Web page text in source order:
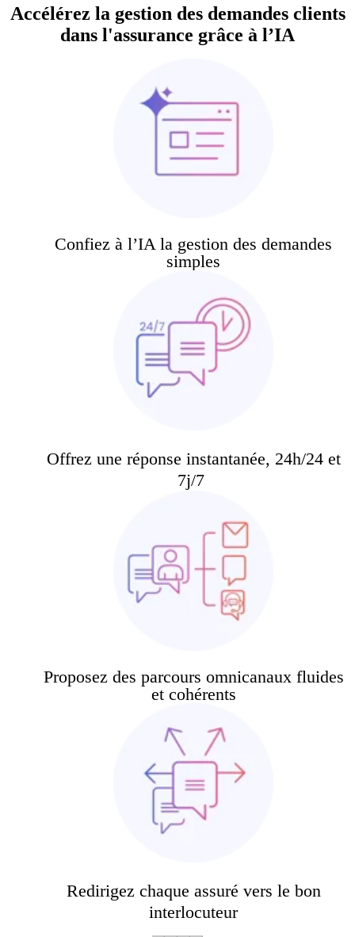
Accélérez la gestion des demandes clients
dans l'assurance grâce à l’IA
Confiez à l’IA la gestion des demandes
simples
Offrez une réponse instantanée, 24h/24 et
7j/7
Proposez des parcours omnicanaux fluides
et cohérents
Redirigez chaque assuré vers le bon
interlocuteur